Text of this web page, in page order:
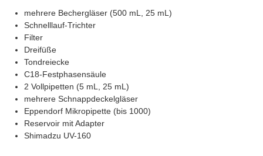
mehrere Bechergläser (500 mL, 25 mL)
Schnelllauf-Trichter
Filter
Dreifüße
Tondreiecke
C18-Festphasensäule
2 Vollpipetten (5 mL, 25 mL)
mehrere Schnappdeckelgläser
Eppendorf Mikropipette (bis 1000)
Reservoir mit Adapter
Shimadzu UV-160